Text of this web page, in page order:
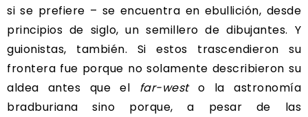
si se prefiere – se encuentra en ebullición, desde
principios de siglo, un semillero de dibujantes. Y
guionistas, también. Si estos trascendieron su
frontera fue porque no solamente describieron su
aldea antes que el far-west o la astronomía
bradburiana sino porque, a pesar de las